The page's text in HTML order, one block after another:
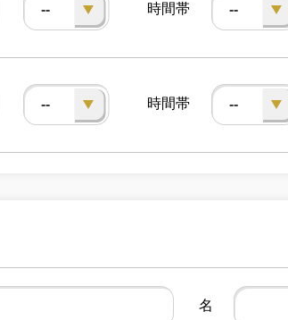
-- 時間帯 --
-- 時間帯 --
名